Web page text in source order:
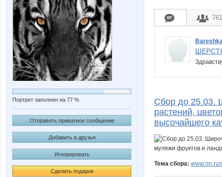
Портрет заполнен на 77 %
Отправить приватное сообщение
Добавить в друзья
Игнорировать
Сделать подарок
761
Сбор до 25.03.
растений,
высочайшего
Тема сбора: